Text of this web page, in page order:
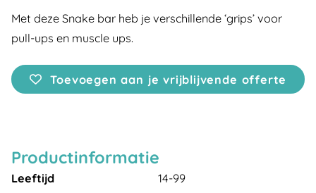
Met deze Snake bar heb je verschillende ‘grips’ voor
pull-ups en muscle ups.
Toevoegen aan je vrijblijvende offerte
Productinformatie
Leeftijd
14-99